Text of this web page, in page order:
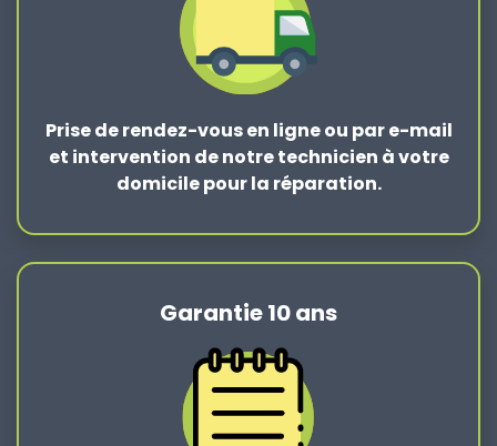
Prise de rendez-vous en ligne ou par e-mail
et intervention de notre technicien à votre
domicile pour la réparation.
Garantie 10 ans